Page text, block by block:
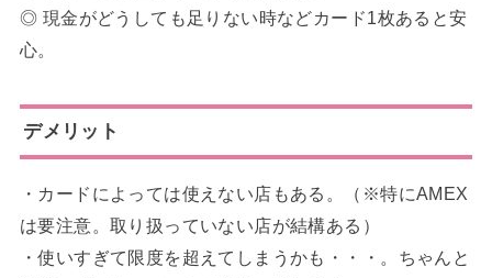
◎ 現金がどうしても足りない時などカード1枚あると安
心。
デメリット
・カードによっては使えない店もある。（※特にAMEX
は要注意。取り扱っていない店が結構ある）
・使いすぎて限度を超えてしまうかも・・・。ちゃんと